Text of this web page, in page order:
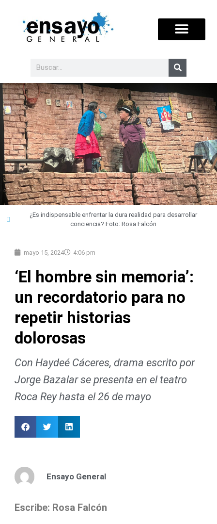
¿Es indispensable enfrentar la dura realidad para desarrollar
conciencia? Foto: Rosa Falcón
mayo 15, 2024 4:06 pm
‘El hombre sin memoria’:
un recordatorio para no
repetir historias
dolorosas
Con Haydeé Cáceres, drama escrito por
Jorge Bazalar se presenta en el teatro
Roca Rey hasta el 26 de mayo
Ensayo General
Escribe: Rosa Falcón